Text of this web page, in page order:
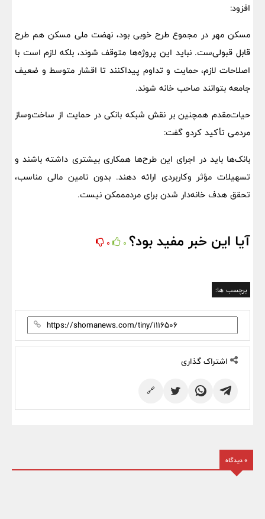
افزود:
مسکن مهر در مجموع طرح خوبی بود، نهضت ملی مسکن هم طرح
قابل قبولی‌ست. نباید این پروژه‌ها متوقف شوند، بلکه لازم است با
اصلاحات لازم، حمایت و تداوم پیداکنند تا اقشار متوسط و ضعیف
جامعه بتوانند صاحب خانه شوند.
حیات‌مقدم همچنین بر نقش شبکه بانکی در حمایت از ساخت‌وساز
مردمی تأکید کردو گفت:
بانک‌ها باید در اجرای این طرح‌ها همکاری بیشتری داشته باشند و
تسهیلات مؤثر وکاربردی ارائه دهند. بدون تامین مالی مناسب،
تحقق هدف خانه‌دار شدن برای مردمممکن نیست.
آیا این خبر مفید بود؟ 0
0
برچسب ها:
اشتراک گذاری
🔗
0 دیدگاه